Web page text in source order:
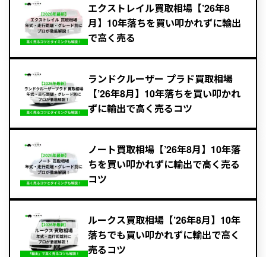
エクストレイル買取相場【’26年8
月】10年落ちを買い叩かれずに輸出
で高く売る
ランドクルーザー プラド買取相場
【’26年8月】10年落ちを買い叩かれ
ずに輸出で高く売るコツ
ノート買取相場【’26年8月】10年落
ちを買い叩かれずに輸出で高く売る
コツ
ルークス買取相場【’26年8月】10年
落ちでも買い叩かれずに輸出で高く
売るコツ